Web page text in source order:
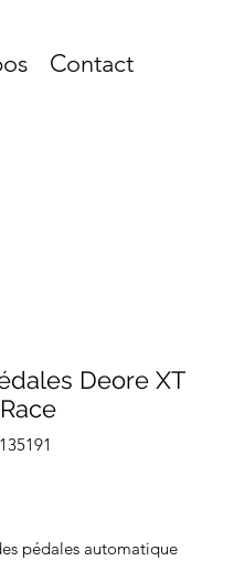
Contact
Deore XT
pédales automatique